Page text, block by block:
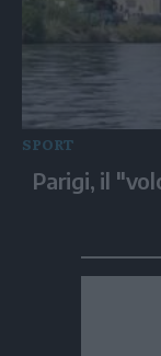
SPORT
Parigi, il